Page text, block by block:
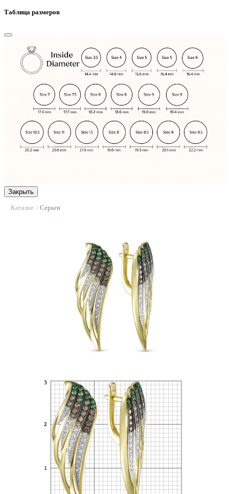
Таблица размеров
Закрыть
Каталог | Серьги